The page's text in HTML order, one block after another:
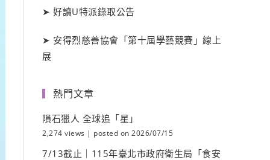
➤ 好讀U特派錄取公告
➤ 安得烈慈善協會「第十屆學藝競賽」線上
展
熱門文章
隕石獵人 全球追「星」
2,274 views | posted on 2026/07/15
7/13截止｜115年臺北市政府衛生局「食安